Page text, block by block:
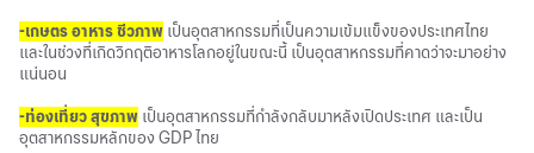
-เกษตร อาหาร ชีวภาพ เป็นอุตสาหกรรมที่เป็นความเข้มแข็งของประเทศไทย
และในช่วงที่เกิดวิกฤติอาหารโลกอยู่ในขณะนี้ เป็นอุตสาหกรรมที่คาดว่าจะมาอย่าง
แน่นอน
-ท่องเที่ยว สุขภาพ เป็นอุตสาหกรรมที่กำลังกลับมาหลังเปิดประเทศ และเป็น
อุตสาหกรรมหลักของ GDP ไทย